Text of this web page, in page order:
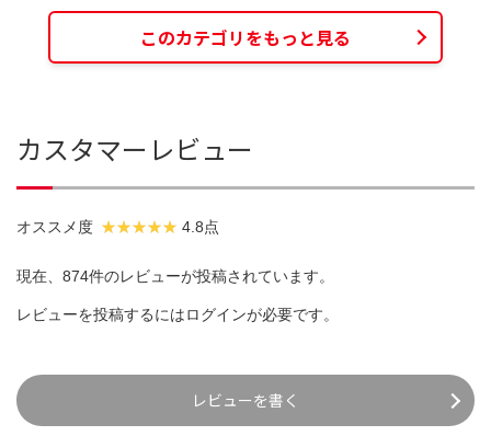
このカテゴリをもっと見る
カスタマーレビュー
オススメ度 4.8点
現在、874件のレビューが投稿されています。
レビューを投稿するにはログインが必要です。
レビューを書く